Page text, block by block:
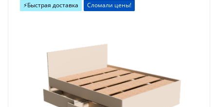
⚡️Быстрая доставка Сломали цены!